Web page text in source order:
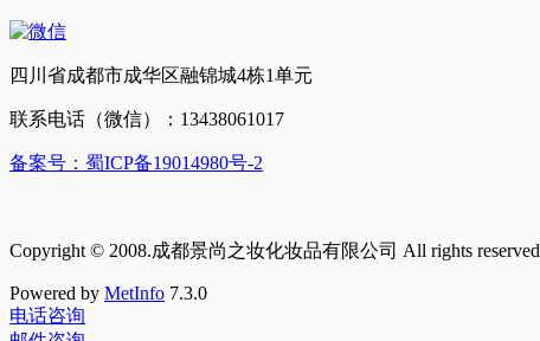
四川省成都市成华区融锦城4栋1单元
联系电话（微信）：13438061017
备案号：蜀ICP备19014980号-2
Copyright © 2008.成都景尚之妆化妆品有限公司 All rights reserved
Powered by MetInfo 7.3.0
电话咨询